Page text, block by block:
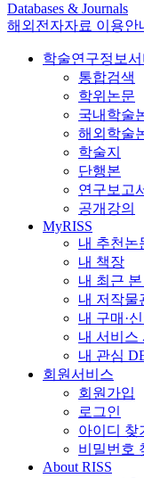
Databases & Journals
해외전자자료 이용안
학술연구정보
통합검색
학위논문
국내학술
해외학술
학술지
단행본
연구보고
공개강의
MyRISS
내 추천논
내 책장
내 최근
내 저작물
내 구매·
내 서비스
내 관심
회원서비스
회원가입
로그인
아이디 찾
비밀번호
About RISS